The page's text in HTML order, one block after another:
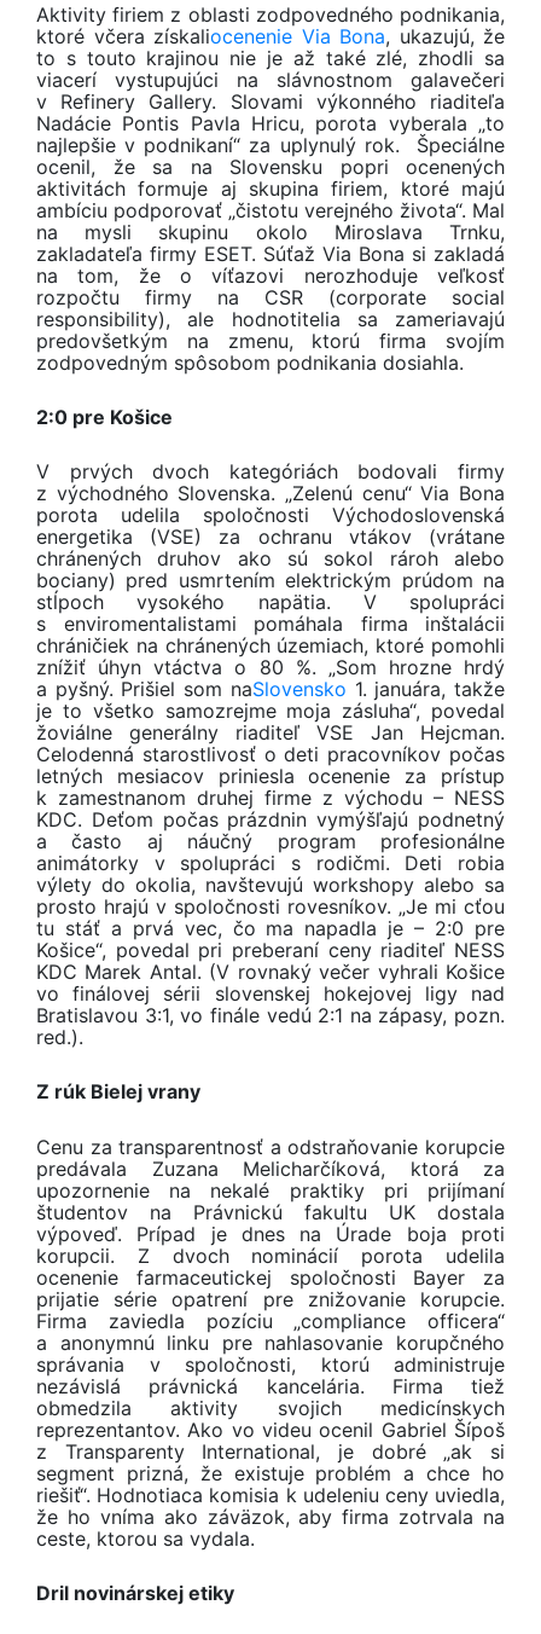
Aktivity firiem z oblasti zodpovedného podnikania,
ktoré včera získaliocenenie Via Bona, ukazujú, že
to s touto krajinou nie je až také zlé, zhodli sa
viacerí vystupujúci na slávnostnom galavečeri
v Refinery Gallery. Slovami výkonného riaditeľa
Nadácie Pontis Pavla Hricu, porota vyberala „to
najlepšie v podnikaní“ za uplynulý rok. Špeciálne
ocenil, že sa na Slovensku popri ocenených
aktivitách formuje aj skupina firiem, ktoré majú
ambíciu podporovať „čistotu verejného života“. Mal
na mysli skupinu okolo Miroslava Trnku,
zakladateľa firmy ESET. Súťaž Via Bona si zakladá
na tom, že o víťazovi nerozhoduje veľkosť
rozpočtu firmy na CSR (corporate social
responsibility), ale hodnotitelia sa zameriavajú
predovšetkým na zmenu, ktorú firma svojím
zodpovedným spôsobom podnikania dosiahla.
2:0 pre Košice
V prvých dvoch kategóriách bodovali firmy
z východného Slovenska. „Zelenú cenu“ Via Bona
porota udelila spoločnosti Východoslovenská
energetika (VSE) za ochranu vtákov (vrátane
chránených druhov ako sú sokol rároh alebo
bociany) pred usmrtením elektrickým prúdom na
stĺpoch vysokého napätia. V spolupráci
s enviromentalistami pomáhala firma inštalácii
chráničiek na chránených územiach, ktoré pomohli
znížiť úhyn vtáctva o 80 %. „Som hrozne hrdý
a pyšný. Prišiel som naSlovensko 1. januára, takže
je to všetko samozrejme moja zásluha“, povedal
žoviálne generálny riaditeľ VSE Jan Hejcman.
Celodenná starostlivosť o deti pracovníkov počas
letných mesiacov priniesla ocenenie za prístup
k zamestnanom druhej firme z východu – NESS
KDC. Deťom počas prázdnin vymýšľajú podnetný
a často aj náučný program profesionálne
animátorky v spolupráci s rodičmi. Deti robia
výlety do okolia, navštevujú workshopy alebo sa
prosto hrajú v spoločnosti rovesníkov. „Je mi cťou
tu stáť a prvá vec, čo ma napadla je – 2:0 pre
Košice“, povedal pri preberaní ceny riaditeľ NESS
KDC Marek Antal. (V rovnaký večer vyhrali Košice
vo finálovej sérii slovenskej hokejovej ligy nad
Bratislavou 3:1, vo finále vedú 2:1 na zápasy, pozn.
red.).
Z rúk Bielej vrany
Cenu za transparentnosť a odstraňovanie korupcie
predávala Zuzana Melicharčíková, ktorá za
upozornenie na nekalé praktiky pri prijímaní
študentov na Právnickú fakultu UK dostala
výpoveď. Prípad je dnes na Úrade boja proti
korupcii. Z dvoch nominácií porota udelila
ocenenie farmaceutickej spoločnosti Bayer za
prijatie série opatrení pre znižovanie korupcie.
Firma zaviedla pozíciu „compliance officera“
a anonymnú linku pre nahlasovanie korupčného
správania v spoločnosti, ktorú administruje
nezávislá právnická kancelária. Firma tiež
obmedzila aktivity svojich medicínskych
reprezentantov. Ako vo videu ocenil Gabriel Šípoš
z Transparenty International, je dobré „ak si
segment prizná, že existuje problém a chce ho
riešiť“. Hodnotiaca komisia k udeleniu ceny uviedla,
že ho vníma ako záväzok, aby firma zotrvala na
ceste, ktorou sa vydala.
Dril novinárskej etiky